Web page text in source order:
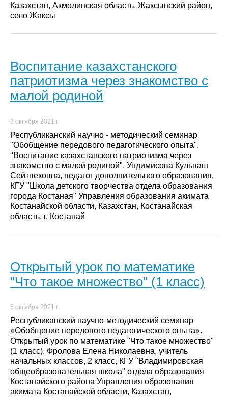
Казахстан, Акмолинская область, Жаксынский район,
село Жаксы
Воспитание казахстанского
патриотизма через знакомство с
малой родиной
8 октября 2021 г.
Республиканский научно - методический семинар
"Обобщение передового педагогического опыта".
"Воспитание казахстанского патриотизма через
знакомство с малой родиной". Ундимисова Кульпаш
Сейтпековна, педагог дополнительного образования,
КГУ "Школа детского творчества отдела образования
города Костаная" Управления образования акимата
Костанайской области, Казахстан, Костанайская
область, г. Костанай
Открытый урок по математике
"Что такое множество" (1 класс)
5 октября 2021 г.
Республиканский научно-методический семинар
«Обобщение передового педагогического опыта».
Открытый урок по математике "Что такое множество"
(1 класс). Фролова Елена Николаевна, учитель
начальных классов, 2 класс, КГУ "Владимировская
общеобразовательная школа" отдела образования
Костанайского района Управления образования
акимата Костанайской области, Казахстан,